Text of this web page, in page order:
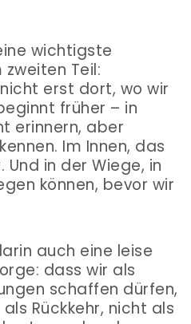
wichtigste
zweiten Teil:
erst dort, wo wir
früher – in
erinnern, aber
Im Innen, das
in der Wiege, in
können, bevor wir
auch eine leise
dass wir als
schaffen dürfen,
Rückkehr, nicht als